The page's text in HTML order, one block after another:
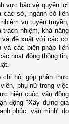
vực bảo vệ quyền lợi
các sở, ngành có liên
vụ tuyên truyền,
nhiệm, khả năng
và đề xuất với các cơ
và các biện pháp liên
hoạt động thông tin,
chi hội góp phần thực
phụ nữ trong việc
hiện cuộc vận động
động "Xây dựng gia
phúc, văn minh" do